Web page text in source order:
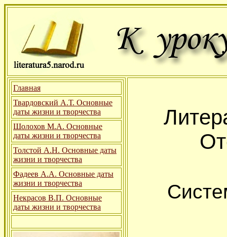
Главная
Твардовский А.Т. Основные
даты жизни и творчества
Шолохов М.А. Основные
даты жизни и творчества
Толстой А.Н. Основные даты
жизни и творчества
Фадеев А.А. Основные даты
жизни и творчества
Некрасов В.П. Основные
даты жизни и творчества